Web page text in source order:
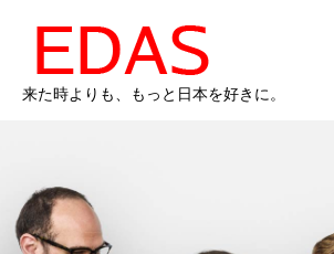
来た時よりも、もっと日本を好きに。